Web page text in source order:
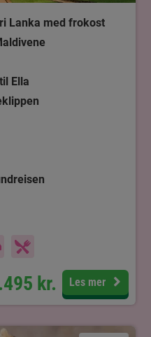
Lanka med frokost
Ella
kr. Les mer